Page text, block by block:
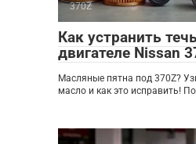
370Z
Как устранить
двигателе Nissan
Масляные пятна под 370Z?
масло и как это исправить!